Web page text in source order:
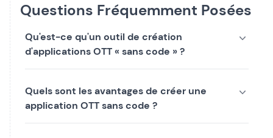
Questions Fréquemment Posées
Qu'est-ce qu'un outil de création
d'applications OTT « sans code » ?
Quels sont les avantages de créer une
application OTT sans code ?